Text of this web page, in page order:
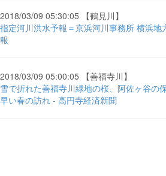
2018/03/09 05:30:05 【鶴見川】
指定河川洪水予報＝京浜河川事務所 横浜地
報
2018/03/09 05:00:05 【善福寺川】
雪で折れた善福寺川緑地の桜、阿佐ヶ谷の
早い春の訪れ - 高円寺経済新聞